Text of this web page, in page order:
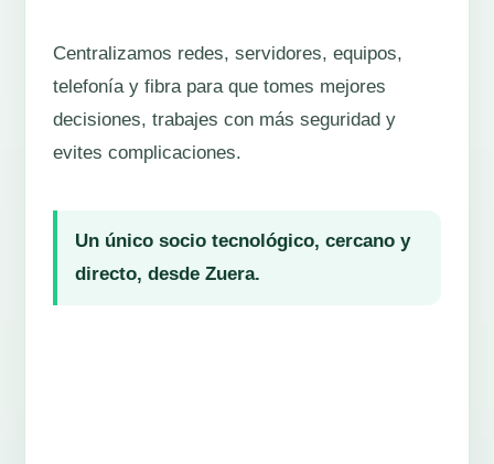
Centralizamos redes, servidores, equipos,
telefonía y fibra para que tomes mejores
decisiones, trabajes con más seguridad y
evites complicaciones.
Un único socio tecnológico, cercano y
directo, desde Zuera.